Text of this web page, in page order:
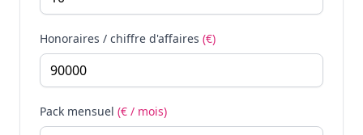
Honoraires / chiffre d'affaires (€)
Pack mensuel (€ / mois)